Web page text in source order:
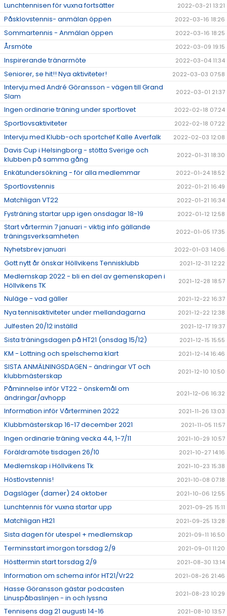
Lunchtennisen för vuxna fortsätter 2022-03-21 13:21
Påsklovstennis- anmälan öppen 2022-03-16 18:26
Sommartennis - Anmälan öppen 2022-03-16 18:25
Årsmöte 2022-03-09 19:15
Inspirerande tränarmöte 2022-03-04 11:34
Seniorer, se hit!! Nya aktiviteter! 2022-03-03 07:58
Intervju med André Göransson - vägen till Grand
Slam
2022-03-01 21:37
Ingen ordinarie träning under sportlovet 2022-02-18 07:24
Sportlovsaktiviteter 2022-02-18 07:22
Intervju med Klubb-och sportchef Kalle Averfalk 2022-02-03 12:08
Davis Cup i Helsingborg - stötta Sverige och
klubben på samma gång
2022-01-31 18:30
Enkätundersökning - för alla medlemmar 2022-01-24 18:52
Sportlovstennis 2022-01-21 16:49
Matchligan VT22 2022-01-21 16:34
Fysträning startar upp igen onsdagar 18-19 2022-01-12 12:58
Start vårtermin 7 januari - viktig info gällande
träningsverksamheten
2022-01-05 17:35
Nyhetsbrev januari 2022-01-03 14:06
Gott nytt år önskar Höllvikens Tennisklubb 2021-12-31 12:22
Medlemskap 2022 - bli en del av gemenskapen i
Höllvikens TK
2021-12-28 18:57
Nuläge - vad gäller 2021-12-22 16:37
Nya tennisaktiviteter under mellandagarna 2021-12-22 12:38
Julfesten 20/12 inställd 2021-12-17 19:37
Sista träningsdagen på HT21 (onsdag 15/12) 2021-12-15 15:55
KM - Lottning och spelschema klart 2021-12-14 16:46
SISTA ANMÄLNINGSDAGEN - ändringar VT och
klubbmästerskap
2021-12-10 10:50
Påminnelse inför VT22 - önskemål om
ändringar/avhopp
2021-12-06 16:32
Information inför Vårterminen 2022 2021-11-26 13:03
Klubbmästerskap 16-17 december 2021 2021-11-05 11:57
Ingen ordinarie träning vecka 44, 1-7/11 2021-10-29 10:57
Föräldramöte tisdagen 26/10 2021-10-27 14:16
Medlemskap i Höllvikens Tk 2021-10-23 15:38
Höstlovstennis! 2021-10-08 07:18
Dagsläger (damer) 24 oktober 2021-10-06 12:55
Lunchtennis för vuxna startar upp 2021-09-25 15:11
Matchligan Ht21 2021-09-25 13:28
Sista dagen för utespel + medlemskap 2021-09-11 16:50
Terminsstart imorgon torsdag 2/9 2021-09-01 11:20
Hösttermin start torsdag 2/9 2021-08-30 13:14
Information om schema inför HT21/Vr22 2021-08-26 21:46
Hasse Göransson gästar podcasten
Linuspåbaslinjen - in och lyssna
2021-08-23 10:29
Tennisens dag 21 augusti 14-16 2021-08-10 13:57